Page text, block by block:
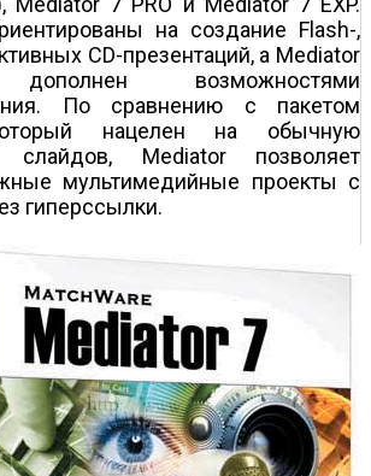
на создание Flash-,
CD-презентаций, а Mediator
возможностями
По сравнению с пакетом
нацелен на обычную
слайдов, Mediator позволяет
мультимедийные проекты с
гиперссылки.